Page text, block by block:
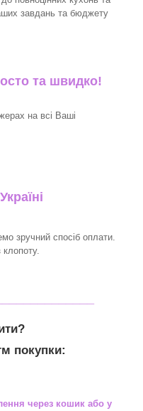
завдань та бюджету
та швидко!
на всі Ваші
зручний спосіб оплати.
покупки:
через кошик або у